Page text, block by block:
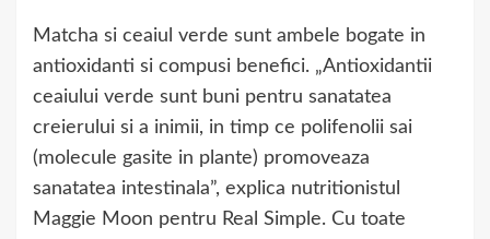
Matcha si ceaiul verde sunt ambele bogate in
antioxidanti si compusi benefici. „Antioxidantii
ceaiului verde sunt buni pentru sanatatea
creierului si a inimii, in timp ce polifenolii sai
(molecule gasite in plante) promoveaza
sanatatea intestinala”, explica nutritionistul
Maggie Moon pentru Real Simple. Cu toate